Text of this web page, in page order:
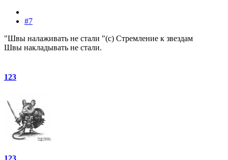
#7
"Швы налаживать не стали "(с) Стремление к звездам
Швы накладывать не стали.
123
123